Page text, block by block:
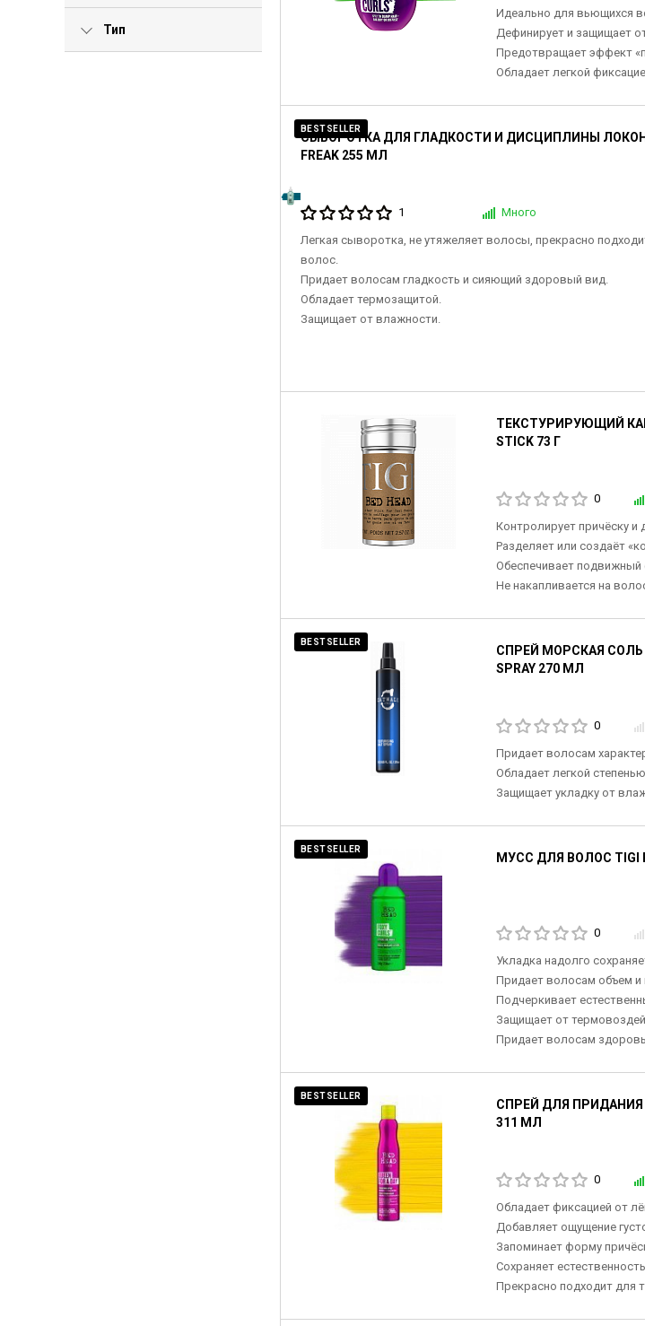
Тип
Идеально для вьющихся
Дефинирует и защищает
Предотвращает эффект
Обладает легкой
BESTSELLER
СЫВОРОТКА ДЛЯ ГЛАДКОСТИ И ДИСЦИПЛИНЫ ЛОКОНОВ
FREAK 255 МЛ
1 Много
Легкая сыворотка, не утяжеляет волосы, прекрасно
волос.
Придает волосам гладкость и сияющий здоровый вид.
Обладает термозащитой.
Защищает от влажности.
ТЕКСТУРИРУЮЩИЙ
STICK 73 Г
0
Контролирует причёску и
Разделяет или создаёт
Обеспечивает
Не накапливается на
BESTSELLER
СПРЕЙ МОРСКАЯ СОЛЬ
SPRAY 270 МЛ
0
Придает волосам
Обладает легкой
Защищает укладку от
BESTSELLER
МУСС ДЛЯ ВОЛОС TIGI
0
Укладка надолго
Придает волосам объем и
Подчеркивает
Защищает от
Придает волосам
BESTSELLER
СПРЕЙ ДЛЯ ПРИДАНИЯ
311 МЛ
0
Обладает фиксацией от
Добавляет ощущение
Запоминает форму
Сохраняет
Прекрасно подходит для